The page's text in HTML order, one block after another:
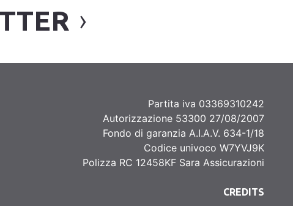
Partita iva 03369310242
Autorizzazione 53300 27/08/2007
Fondo di garanzia A.I.A.V. 634-1/18
Codice univoco W7YVJ9K
Polizza RC 12458KF Sara Assicurazioni
CREDITS